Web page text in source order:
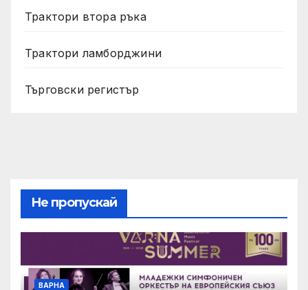
Трактори втора ръка
Трактори ламборджини
Търговски регистър
Не пропускай
ВАРНА